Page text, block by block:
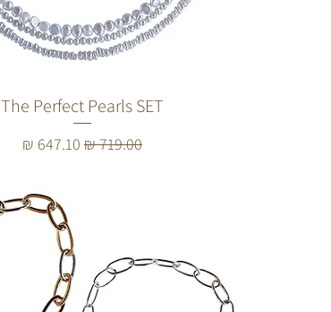
The Perfect Pearls SET
מחיר רגיל מחיר מבצע